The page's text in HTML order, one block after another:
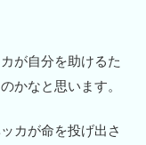
が自分を助けるた
かなと思います。
カが命を投げ出さ